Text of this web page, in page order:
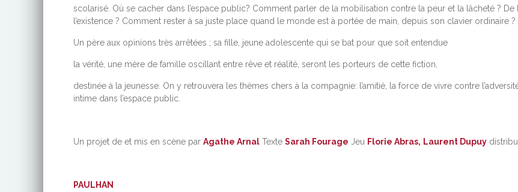
scolarisé. Où se cacher dans l’espace public? Comment parler de la mobilisation contre la peur et la lâcheté ?
l’existence ? Comment rester à sa juste place quand le monde est à portée de main, depuis son clavier ordinaire
Un père aux opinions très arrêtées ; sa fille, jeune adolescente qui se bat pour que soit entendue
la vérité, une mère de famille oscillant entre rêve et réalité, seront les porteurs de cette fiction,
destinée à la jeunesse. On y retrouvera les thèmes chers à la compagnie: l’amitié, la force de vivre contre
intime dans l’espace public.
Un projet de et mis en scène par Agathe Arnal Texte Sarah Fourage Jeu Florie Abras, Laurent Dupuy
PAULHAN